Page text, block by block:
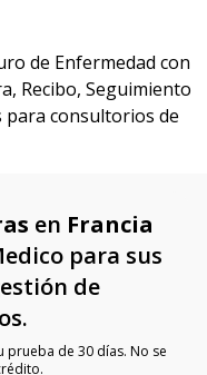
de Enfermedad con
Recibo, Seguimiento
para consultorios de
en Francia
para sus
de
prueba de 30 días. No se